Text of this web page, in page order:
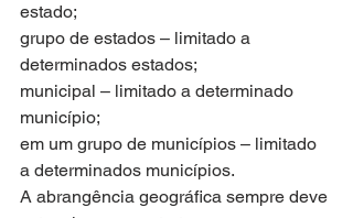
estado;
grupo de estados – limitado a
determinados estados;
municipal – limitado a determinado
município;
em um grupo de municípios – limitado
a determinados municípios.
A abrangência geográfica sempre deve